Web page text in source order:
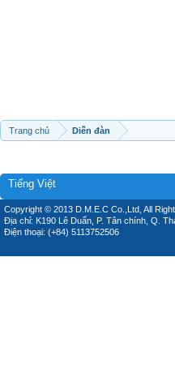
Trang chủ Diễn đàn
Tiếng Việt
Copyright © 2013 D.M.E.C Co.,Ltd, All
Địa chỉ: K190 Lê Duẩn, P. Tân chính, Q.
Điện thoại: (+84) 5113752506